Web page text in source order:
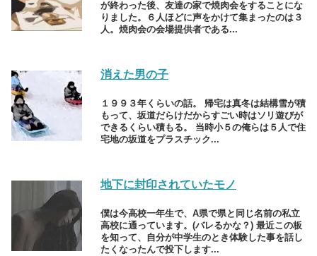
が終わった後、友達の家で焼肉会をすることにな
りました。６人ほどに声をかけて集まったのは３
人。焼肉会の会場提供者である...
消えた男の子
１９９３年くらいの話。 帰宅は真冬は結構雪が積
もって、坂道だらけだからすごい時はソリ遊びが
できるくらい積もる。 当時小５の俺らは５人で住
宅地の坂道をプラスチック...
地下に封印されていたモノ
僕は今高校一年生で、A県で県と同じ名前の私立
高校に通っています。(バレるかな？) 最近この板
を知って、自分が中学生のとき体験した事を話し
たくなったんで投下します...